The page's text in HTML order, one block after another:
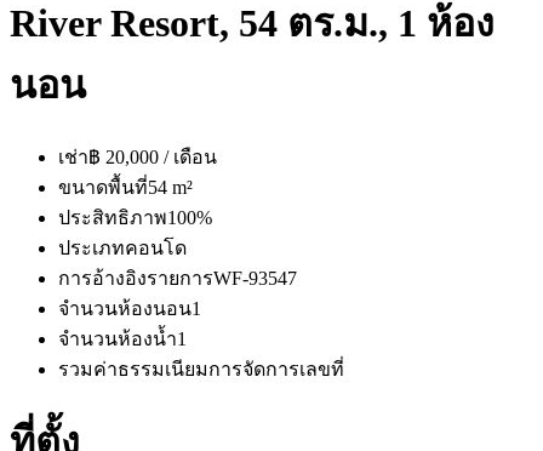
River Resort, 54 ตร.ม., 1 ห้อง
นอน
เช่า฿ 20,000 / เดือน
ขนาดพื้นที่54 m²
ประสิทธิภาพ100%
ประเภทคอนโด
การอ้างอิงรายการWF-93547
จำนวนห้องนอน1
จำนวนห้องน้ำ1
รวมค่าธรรมเนียมการจัดการเลขที่
ที่ตั้ง